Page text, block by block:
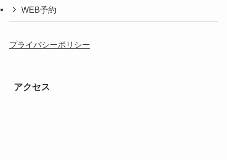
WEB予約
プライバシーポリシー
アクセス